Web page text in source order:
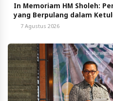
In Memoriam HM Sholeh:
yang Berpulang dalam
7 Agustus 2026